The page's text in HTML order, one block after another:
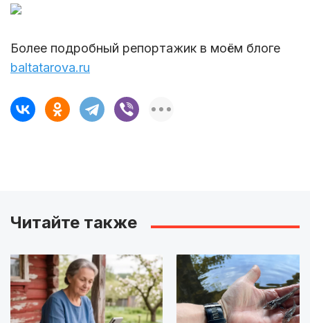
Более подробный репортажик в моём блоге
baltatarova.ru
Читайте также